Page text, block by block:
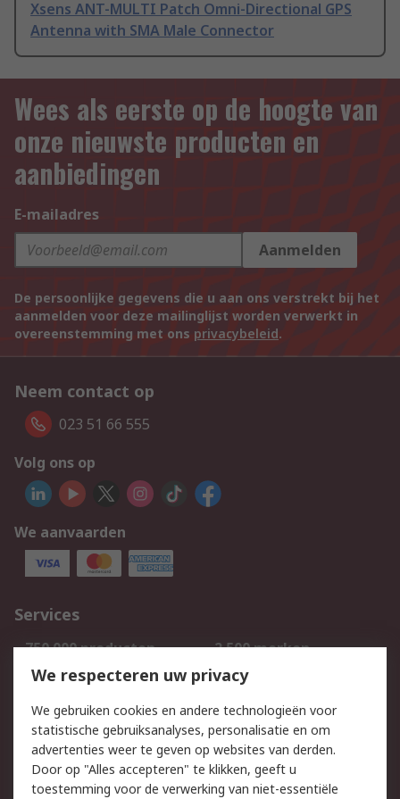
Xsens ANT-MULTI Patch Omni-Directional GPS
Antenna with SMA Male Connector
Wees als eerste op de hoogte van
onze nieuwste producten en
aanbiedingen
E-mailadres
Aanmelden
De persoonlijke gegevens die u aan ons verstrekt bij het
aanmelden voor deze mailinglijst worden verwerkt in
overeenstemming met ons privacybeleid.
Neem contact op
023 51 66 555
Volg ons op
We aanvaarden
Services
750.000 producten
2.500 merken
Bestellen
Inkoopoplossingen
Track & Trace
Wettelijk
We respecteren uw privacy
We gebruiken cookies en andere technologieën voor
statistische gebruiksanalyses, personalisatie en om
advertenties weer te geven op websites van derden.
Door op "Alles accepteren" te klikken, geeft u
toestemming voor de verwerking van niet-essentiële